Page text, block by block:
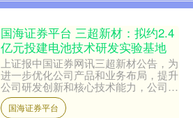
国海证券平台 三超新材：拟约2.4
亿元投建电池技术研发实验基地
上证报中国证券网讯三超新材公告，为
进一步优化公司产品和业务布局，提升
公司研发创新和核心技术能力，公司拟
投资建设电池技术研发实验基地，主要
从事钙钛矿晶硅叠层技术的....
国海证券平台